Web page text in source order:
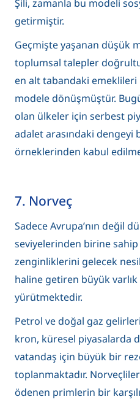
Şili, zamanla bu modeli
getirmiştir.
Geçmişte yaşanan düşük
toplumsal talepler
en alt tabandaki
modele dönüşmüştür.
olan ülkeler için serbest
adalet arasındaki dengeyi
örneklerinden kabul
7. Norveç
Sadece Avrupa’nın değil
seviyelerinden birine sahip
zenginliklerini gelecek
haline getiren büyük
yürütmektedir.
Petrol ve doğal gaz
kron, küresel piyasalarda
vatandaş için büyük bir
toplanmaktadır.
ödenen primlerin bir